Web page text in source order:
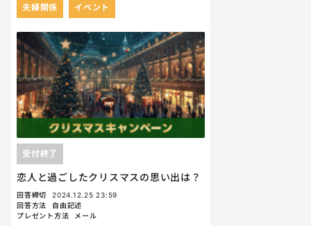
夫婦関係 イベント
恋人と過ごしたクリスマスの思い出は？
受付終了
回答締切
2024.12.25 23:59
回答方法
自由記述
プレゼント方法
メール